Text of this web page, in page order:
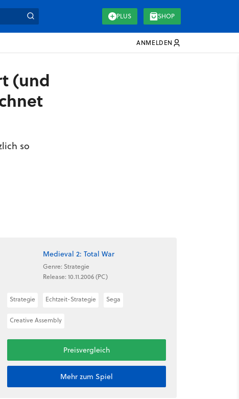
PLUS SHOP
ANMELDEN
(und
so
Medieval 2: Total War
Genre: Strategie
Release: 10.11.2006 (PC)
Strategie Echtzeit-Strategie Sega
Creative Assembly
Preisvergleich
Mehr zum Spiel